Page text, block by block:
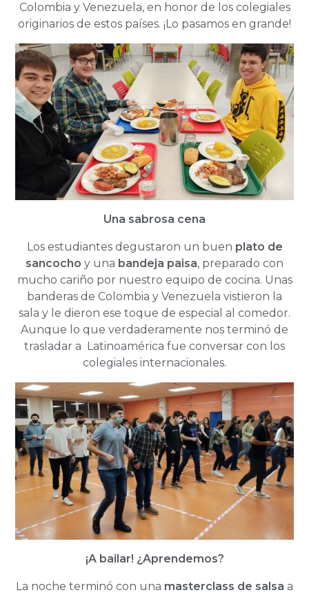
Colombia y Venezuela, en honor de los colegiales
originarios de estos países. ¡Lo pasamos en grande!
Una sabrosa cena
Los estudiantes degustaron un buen plato de
sancocho y una bandeja paisa, preparado con
mucho cariño por nuestro equipo de cocina. Unas
banderas de Colombia y Venezuela vistieron la
sala y le dieron ese toque de especial al comedor.
Aunque lo que verdaderamente nos terminó de
trasladar a Latinoamérica fue conversar con los
colegiales internacionales.
¡A bailar! ¿Aprendemos?
La noche terminó con una masterclass de salsa a